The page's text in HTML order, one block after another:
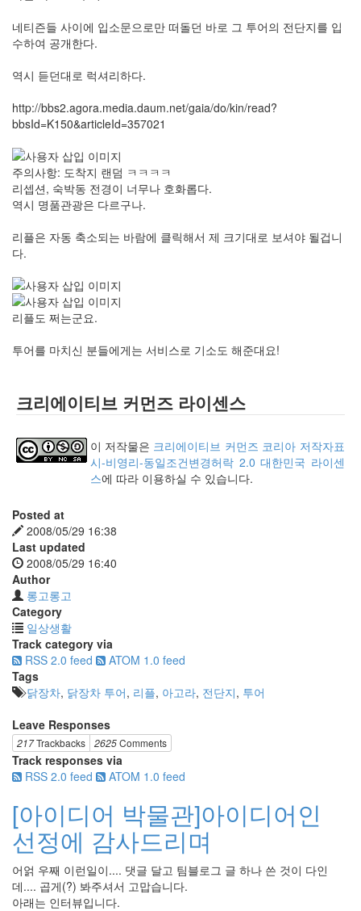
네티즌들 사이에 입소문으로만 떠돌던 바로 그 투어의 전단지를 입
수하여 공개한다.
역시 듣던대로 럭셔리하다.
http://bbs2.agora.media.daum.net/gaia/do/kin/read?
bbsId=K150&articleId=357021
주의사항: 도착지 랜덤 ㅋㅋㅋㅋ
리셉션, 숙박동 전경이 너무나 호화롭다.
역시 명품관광은 다르구나.
리플은 자동 축소되는 바람에 클릭해서 제 크기대로 보셔야 될겁니
다.
리플도 쩌는군요.
투어를 마치신 분들에게는 서비스로 기소도 해준대요!
크리에이티브 커먼즈 라이센스
이 저작물은 크리에이티브 커먼즈 코리아 저작자표
시-비영리-동일조건변경허락 2.0 대한민국 라이센
스에 따라 이용하실 수 있습니다.
Posted at
2008/05/29 16:38
Last updated
2008/05/29 16:40
Author
롱고롱고
Category
일상생활
Track category via
RSS 2.0 feed
ATOM 1.0 feed
Tags
닭장차, 닭장차 투어, 리플, 아고라, 전단지, 투어
Leave Responses
217Trackbacks 2625Comments
Track responses via
RSS 2.0 feed
ATOM 1.0 feed
[아이디어 박물관]아이디어인
선정에 감사드리며
어얽 우째 이런일이.... 댓글 달고 팀블로그 글 하나 쓴 것이 다인
데.... 곱게(?) 봐주셔서 고맙습니다.
아래는 인터뷰입니다.